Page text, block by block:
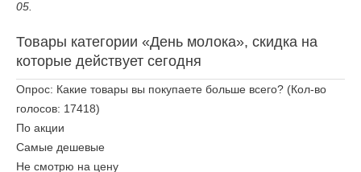
05.
Товары категории «День молока», скидка на
которые действует сегодня
Опрос: Какие товары вы покупаете больше всего? (Кол-во
голосов: 17418)
По акции
Самые дешевые
Не смотрю на цену